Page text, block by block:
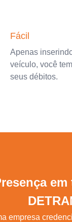
Fácil
Apenas
veículo, você
seus débitos.
empresa